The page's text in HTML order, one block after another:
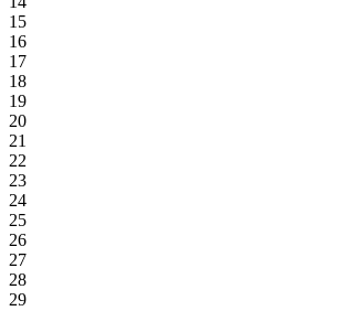
15
16
17
18
19
20
21
22
23
24
25
26
27
28
29